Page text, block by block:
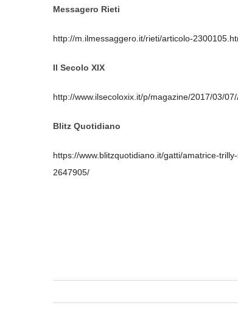
Messagero Rieti
http://m.ilmessaggero.it/rieti/articolo-
Il Secolo XIX
http://www.ilsecoloxix.it/p/magazine/2017/03/
Blitz Quotidiano
https://www.blitzquotidiano.it/gatti/amatrice-
2647905/